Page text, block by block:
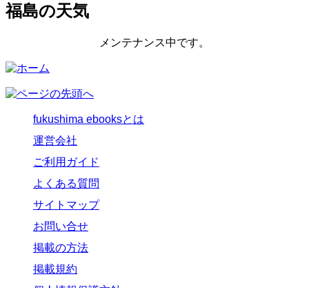
福島の天気
メンテナンス中です。
fukushima ebooksとは
運営会社
ご利用ガイド
よくある質問
サイトマップ
お問い合せ
掲載の方法
掲載規約